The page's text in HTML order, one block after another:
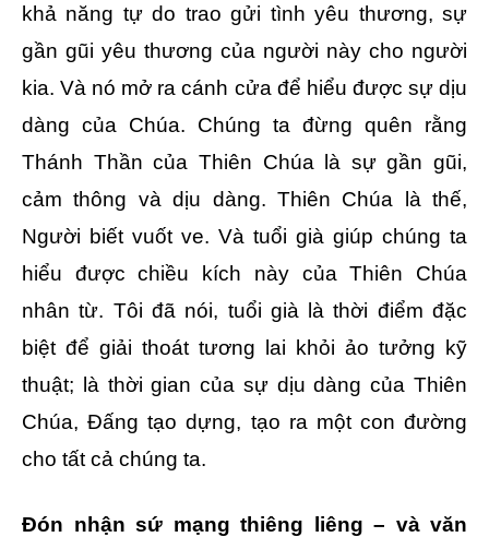
khả năng tự do trao gửi tình yêu thương, sự
gần gũi yêu thương của người này cho người
kia. Và nó mở ra cánh cửa để hiểu được sự dịu
dàng của Chúa. Chúng ta đừng quên rằng
Thánh Thần của Thiên Chúa là sự gần gũi,
cảm thông và dịu dàng. Thiên Chúa là thế,
Người biết vuốt ve. Và tuổi già giúp chúng ta
hiểu được chiều kích này của Thiên Chúa
nhân từ. Tôi đã nói, tuổi già là thời điểm đặc
biệt để giải thoát tương lai khỏi ảo tưởng kỹ
thuật; là thời gian của sự dịu dàng của Thiên
Chúa, Đấng tạo dựng, tạo ra một con đường
cho tất cả chúng ta.
Đón nhận sứ mạng thiêng liêng – và văn